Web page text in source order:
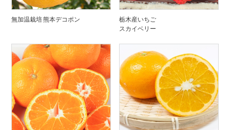
無加温栽培 熊本デコポン
栃木産いちご
スカイベリー